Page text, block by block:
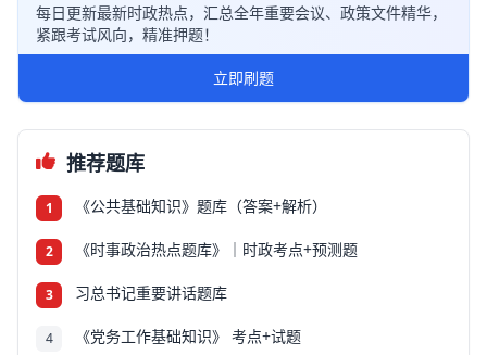
每日更新最新时政热点，汇总全年重要会议、政策文件精华，
紧跟考试风向，精准押题！
立即刷题
推荐题库
1 《公共基础知识》题库（答案+解析）
2 《时事政治热点题库》｜时政考点+预测题
3 习总书记重要讲话题库
4 《党务工作基础知识》 考点+试题